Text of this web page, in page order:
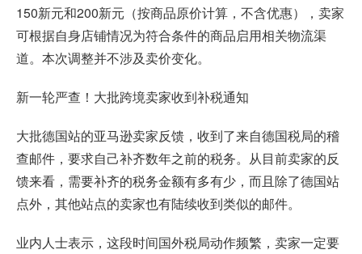
150新元和200新元（按商品原价计算，不含优惠），卖家
可根据自身店铺情况为符合条件的商品启用相关物流渠
道。本次调整并不涉及卖价变化。
新一轮严查！大批跨境卖家收到补税通知
大批德国站的亚马逊卖家反馈，收到了来自德国税局的稽
查邮件，要求自己补齐数年之前的税务。从目前卖家的反
馈来看，需要补齐的税务金额有多有少，而且除了德国站
点外，其他站点的卖家也有陆续收到类似的邮件。
业内人士表示，这段时间国外税局动作频繁，卖家一定要